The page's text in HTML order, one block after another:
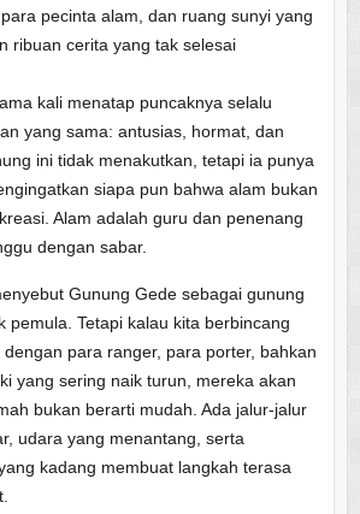
pecinta alam, dan ruang sunyi yang
ribuan cerita yang tak selesai
kali menatap puncaknya selalu
yang sama: antusias, hormat, dan
ini tidak menakutkan, tetapi ia punya
siapa pun bahwa alam bukan
Alam adalah guru dan penenang
dengan sabar.
Gunung Gede sebagai gunung
pemula. Tetapi kalau kita berbincang
para ranger, para porter, bahkan
yang sering naik turun, mereka akan
bukan berarti mudah. Ada jalur-jalur
udara yang menantang, serta
kadang membuat langkah terasa